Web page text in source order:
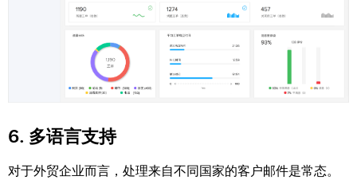
6. 多语言支持
对于外贸企业而言，处理来自不同国家的客户邮件是常态。